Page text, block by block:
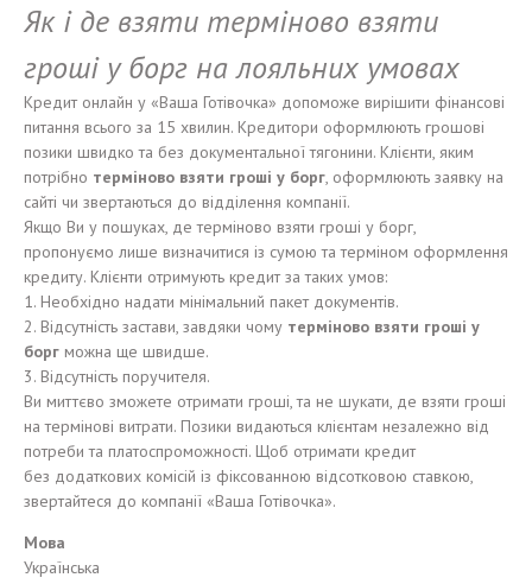
Як і де взяти терміново взяти
гроші у борг налояльних умовах
Кредит онлайн у «Ваша Готівочка» допоможе вирішити фінансові
питання всього за 15 хвилин. Кредитори оформлюють грошові
позики швидко та без документальної тягонини. Клієнти, яким
потрібно терміново взяти гроші у борг, оформлюють заявку на
сайті чи звертаються до відділення компанії.
Якщо Ви у пошуках, де терміново взяти гроші у борг,
пропонуємо лише визначитися із сумою та терміном оформлення
кредиту. Клієнти отримують кредит за таких умов:
1. Необхідно надати мінімальний пакет документів.
2. Відсутність застави, завдяки чому терміново взяти гроші у
борг можна ще швидше.
3. Відсутність поручителя.
Ви миттєво зможете отримати гроші, та не шукати, де взяти гроші
на термінові витрати. Позики видаються клієнтам незалежно від
потреби та платоспроможності. Щоб отримати кредит
без додаткових комісій із фіксованною відсотковою ставкою,
звертайтеся до компанії «Ваша Готівочка».
Мова
Українська